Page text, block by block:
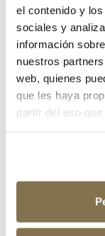
el contenido y
sociales y
información
nuestros
web, quienes
que les haya
partir del uso
¿Has olvidado tu